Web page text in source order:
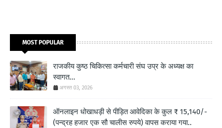
MOST POPULAR
राजकीय कुष्ठ चिकित्सा कर्मचारी संघ उप्र के अध्यक्ष का
स्वागत...
अगस्त 03, 2026
ऑनलाइन धोखाधड़ी से पीड़ित आवेदिका के कुल ₹ 15,140/-
(पन्द्रह हजार एक सौ चालीस रुपये) वापस कराया गया..